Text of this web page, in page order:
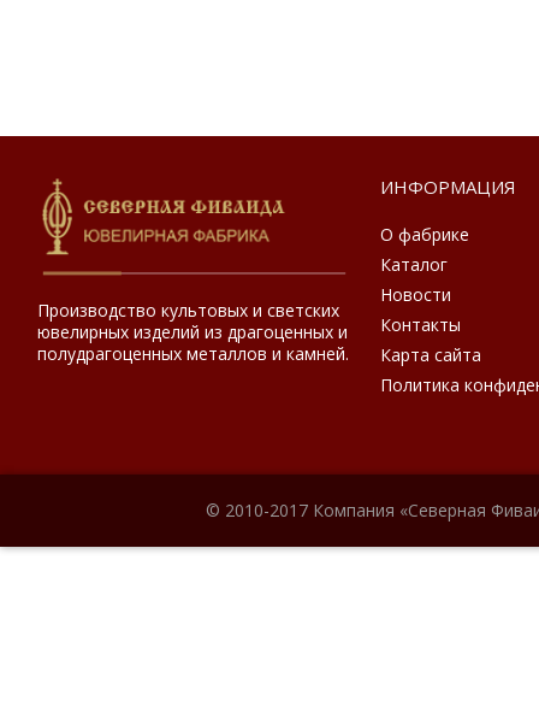
Производство культовых и светских
ювелирных изделий из драгоценных и
полудрагоценных металлов и камней.
ИНФОРМАЦИЯ
О фабрике
Каталог
Новости
Контакты
Карта сайта
Политика
© 2010-2017 Компания «Северная